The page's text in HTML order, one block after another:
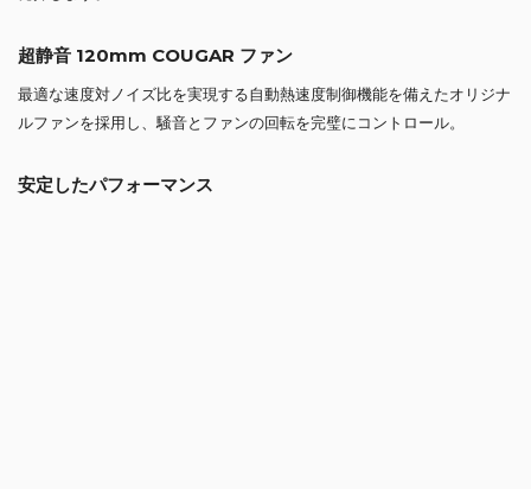
超静音 120mm COUGAR ファン
最適な速度対ノイズ比を実現する自動熱速度制御機能を備えたオリジナ
ルファンを採用し、騒音とファンの回転を完璧にコントロール。
安定したパフォーマンス